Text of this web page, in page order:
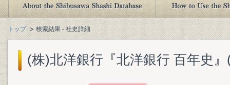
トップ 検索結果 - 社史詳細
(株)北洋銀行『北洋銀行 百年史